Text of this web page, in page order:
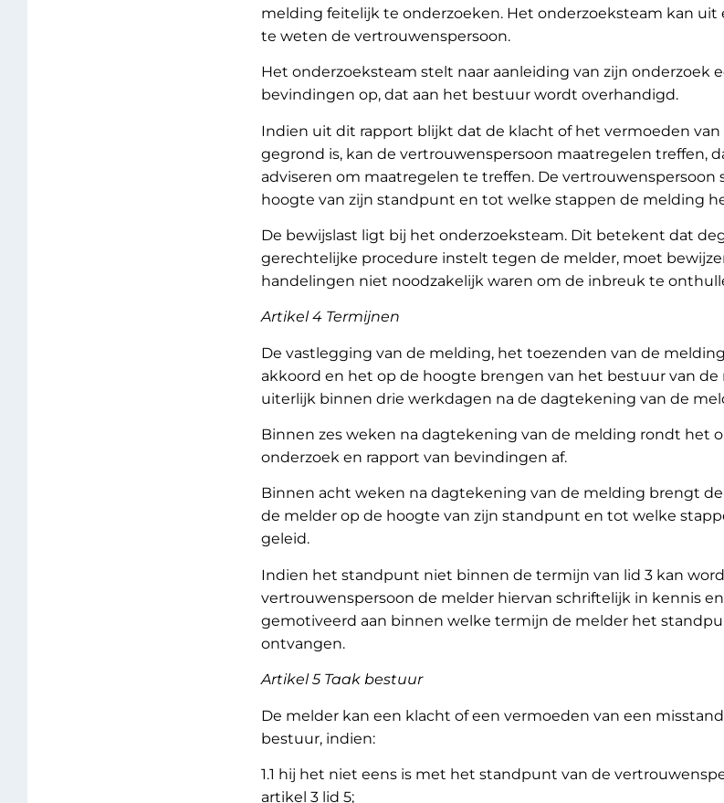
melding feitelijk te onderzoeken. Het onderzoeksteam kan uit
te weten de vertrouwenspersoon.
Het onderzoeksteam stelt naar aanleiding van zijn onderzoek
bevindingen op, dat aan het bestuur wordt overhandigd.
Indien uit dit rapport blijkt dat de klacht of het vermoeden van
gegrond is, kan de vertrouwenspersoon maatregelen treffen,
adviseren om maatregelen te treffen. De vertrouwenspersoon
hoogte van zijn standpunt en tot welke stappen de melding
De bewijslast ligt bij het onderzoeksteam. Dit betekent dat
gerechtelijke procedure instelt tegen de melder, moet
handelingen niet noodzakelijk waren om de inbreuk te
Artikel 4 Termijnen
De vastlegging van de melding, het toezenden van de
akkoord en het op de hoogte brengen van het bestuur van
uiterlijk binnen drie werkdagen na de dagtekening van de
Binnen zes weken na dagtekening van de melding rondt het
onderzoek en rapport van bevindingen af.
Binnen acht weken na dagtekening van de melding brengt
de melder op de hoogte van zijn standpunt en tot welke
geleid.
Indien het standpunt niet binnen de termijn van lid 3 kan
vertrouwenspersoon de melder hiervan schriftelijk in kennis
gemotiveerd aan binnen welke termijn de melder het
ontvangen.
Artikel 5 Taak bestuur
De melder kan een klacht of een vermoeden van een
bestuur, indien:
1.1 hij het niet eens is met het standpunt van de
artikel 3 lid 5;